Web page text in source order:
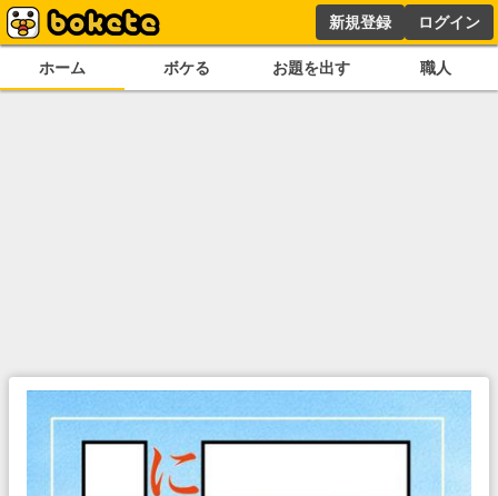
新規登録 ログイン
ホーム ボケる お題を出す 職人